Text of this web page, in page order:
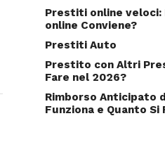
Prestiti online veloci:
online Conviene?
Prestiti Auto
Prestito con Altri
Fare nel 2026?
Rimborso Anticipato
Funziona e Quanto Si